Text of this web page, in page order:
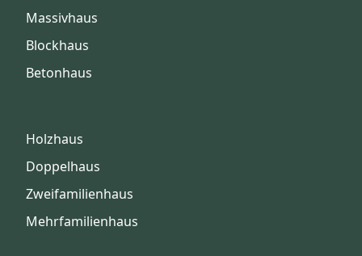
Massivhaus
Blockhaus
Betonhaus
Holzhaus
Doppelhaus
Zweifamilienhaus
Mehrfamilienhaus